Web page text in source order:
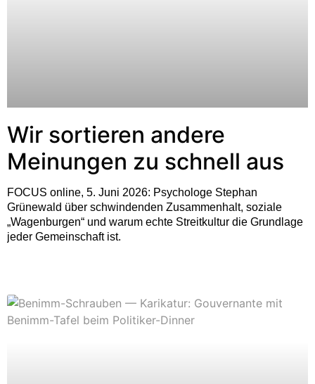
Wir sortieren andere
Meinungen zu schnell aus
FOCUS online, 5. Juni 2026: Psychologe Stephan
Grünewald über schwindenden Zusammenhalt, soziale
„Wagenburgen“ und warum echte Streitkultur die Grundlage
jeder Gemeinschaft ist.